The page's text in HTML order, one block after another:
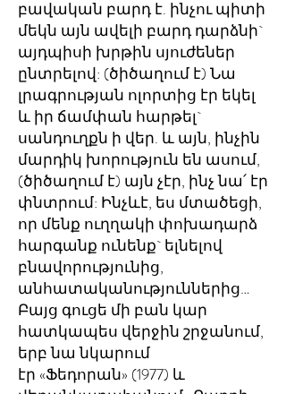
բավական բարդ է. ինչու պիտի
մեկն այն ավելի բարդ դարձնի`
այդպիսի խրթին սյուժեներ
ընտրելով: (ծիծաղում է) Նա
լրագրության ոլորտից էր եկել
և իր ճամփան հարթել`
սանդուղքն ի վեր. և այն, ինչին
մարդիկ խորություն են ասում,
(ծիծաղում է) այն չէր, ինչ նա՛ էր
փնտրում: Ինչևէ, ես մտածեցի,
որ մենք ուղղակի փոխադարձ
հարգանք ունենք` ելնելով
բնավորությունից,
անհատականություններից…
Բայց գուցե մի բան կար
հատկապես վերջին շրջանում,
երբ նա նկարում
էր «Ֆեդորան» (1977) և